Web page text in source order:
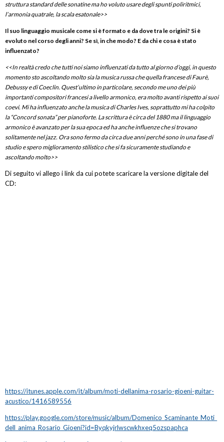
struttura standard delle sonatine ma ho voluto usare degli spunti poliritmici,
l’armonia quatrale, la scala esatonale>>
Il suo linguaggio musicale come si è formato e da dove tra le origini? Si è
evoluto nel corso degli anni? Se sì, in che modo? E da chi e cosa è stato
influenzato?
<<In realtà credo che tutti noi siamo influenzati da tutto al giorno d’oggi, in questo
momento sto ascoltando molto sia la musica russa che quella francese di Faurè,
Debussy e di Coeclin. Quest’ultimo in particolare, secondo me uno dei più
importanti compositori francesi a livello armonico, era molto avanti rispetto ai suoi
coevi. Mi ha influenzato anche la musica di Charles Ives, soprattutto mi ha colpito
la “Concord sonata” per pianoforte. La scrittura è circa del 1880 ma il linguaggio
armonico è avanzato per la sua epoca ed ha anche influenze che si trovano
solitamente nel jazz. Ora sono fermo da circa due anni perché sono in una fase di
studio e spero miglioramento stilistico che si fa sicuramente studiando e
ascoltando molto>>
Di seguito vi allego i link da cui potete scaricare la versione digitale del
CD:
https://itunes.apple.com/it/album/moti-dellanima-rosario-gioeni-guitar-
acustico/1416589556
https://play.google.com/store/music/album/Domenico_Scaminante_Moti_
dell_anima_Rosario_Gioeni?id=Byqkyjrlwscwkhxeq5ozspaphca